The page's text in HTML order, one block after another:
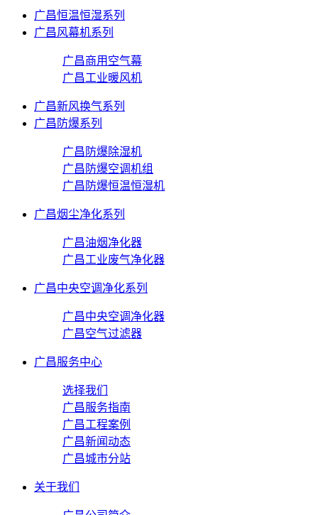
广昌恒温恒湿系列
广昌风幕机系列
广昌商用空气幕
广昌工业暖风机
广昌新风换气系列
广昌防爆系列
广昌防爆除湿机
广昌防爆空调机组
广昌防爆恒温恒湿机
广昌烟尘净化系列
广昌油烟净化器
广昌工业废气净化器
广昌中央空调净化系列
广昌中央空调净化器
广昌空气过滤器
广昌服务中心
选择我们
广昌服务指南
广昌工程案例
广昌新闻动态
广昌城市分站
关于我们